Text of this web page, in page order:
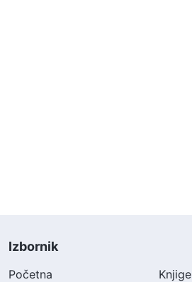
Izbornik
Početna
Knjige